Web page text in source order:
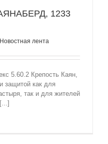
1233
Новостная лента
5.60.2 Крепость Каян,
защитой как для
так и для жителей